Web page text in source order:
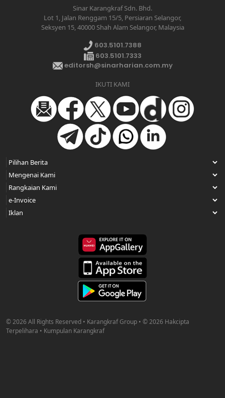
Sinar Karangkraf Sdn. Bhd.
Lot 1, Jalan Renggam 15/5, Persiaran Selangor,
Seksyen 15, 40000 Shah Alam Selangor, Malaysia
603.5101.7388
603.5101.7333
editorsh@sinarharian.com.my
IKUTI KAMI
© 2026 All Rights Reserved • Karangkraf Group • © 2026 Hakcipta
Terpelihara • Kumpulan Karangkraf